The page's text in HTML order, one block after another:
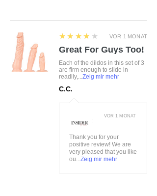
VOR 1 MONAT
4
★★★★★
Great For Guys Too!
Each of the dildos in this set of 3
are firm enough to slide in
readily,...Zeig mir mehr
C.C.
:
Thank you for your
positive review! We are
very pleased that you like
ou...Zeig mir mehr
VOR 1 MONAT